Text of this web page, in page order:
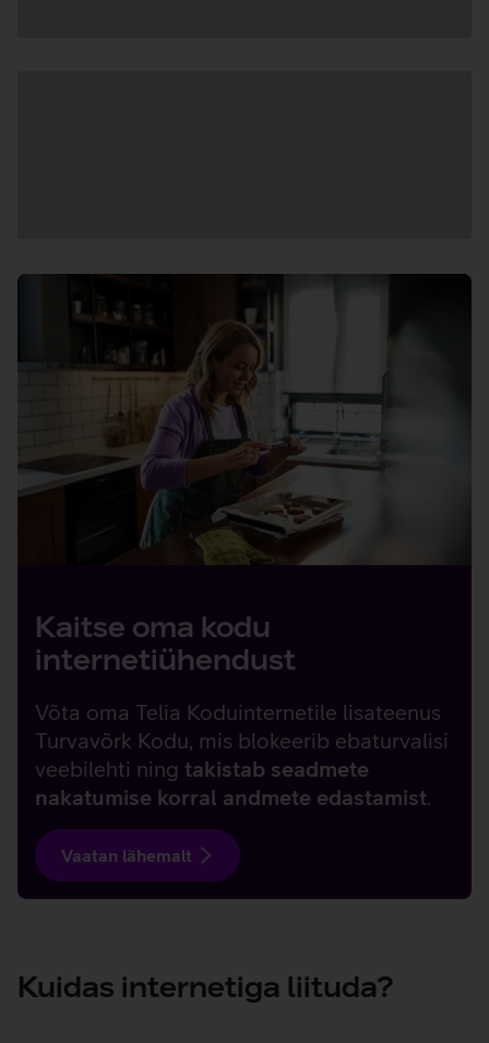
laadimine
Kaitse oma kodu
internetiühendust
Võta oma Telia Koduinternetile lisateenus
Turvavõrk Kodu, mis blokeerib ebaturvalisi
veebilehti ning takistab seadmete
nakatumise korral andmete edastamist.
Vaatan lähemalt
Kuidas internetiga liituda?